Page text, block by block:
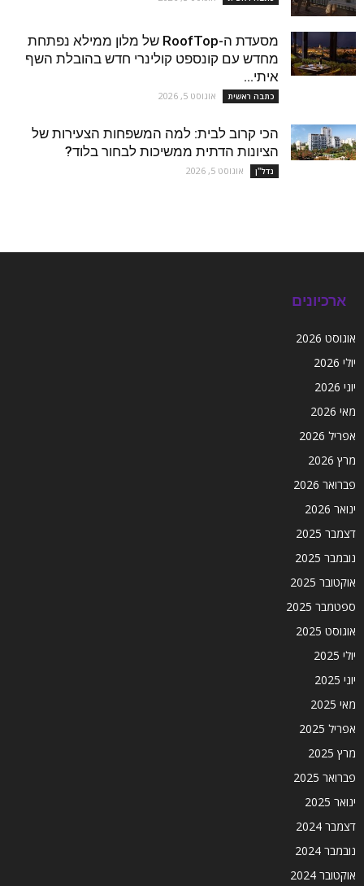
מסעדת ה-RoofTop של מלון ממילא נפתחת
מחדש עם קונספט קולינרי חדש בהובלת השף
איתי...
כתבה ראשית אוגוסט 5, 2026
הכי קרוב לבית: למה המשפחות הצעירות של
הציונות הדתית ממשיכות לבחור בלוד?
נדל''ן אוגוסט 5, 2026
ארכיונים
אוגוסט 2026
יולי 2026
יוני 2026
מאי 2026
אפריל 2026
מרץ 2026
פברואר 2026
ינואר 2026
דצמבר 2025
נובמבר 2025
אוקטובר 2025
ספטמבר 2025
אוגוסט 2025
יולי 2025
יוני 2025
מאי 2025
אפריל 2025
מרץ 2025
פברואר 2025
ינואר 2025
דצמבר 2024
נובמבר 2024
אוקטובר 2024